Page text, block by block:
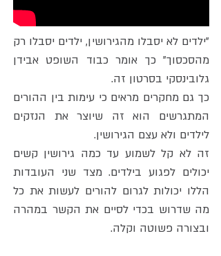
"ילדים לא יסבלו מהגירושין, ילדים יסבלו רק
מהסכסוך" כך אומר כבוד השופט אבידן
גלובינסקי בסרטון זה.
כך גם מחקרים מראים כי עימות בין ההורים
המתגרשים הוא זה שיוצר את הנזקים
לילדים ולא עצם הגירושין.
זה לא קל לשמוע עד כמה גירושין קשים
יכולים לפגוע בילדים. מצד שני העובדות
הללו יכולות לגרום להורים לעשות את כל
מה שדרוש בכדי לסיים את הקשר במהרה
ובצורה פשוטה וקלה.